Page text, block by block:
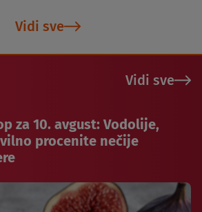
Vidi sve
Vidi sve
za 10. avgust: Vodolije,
procenite nečije